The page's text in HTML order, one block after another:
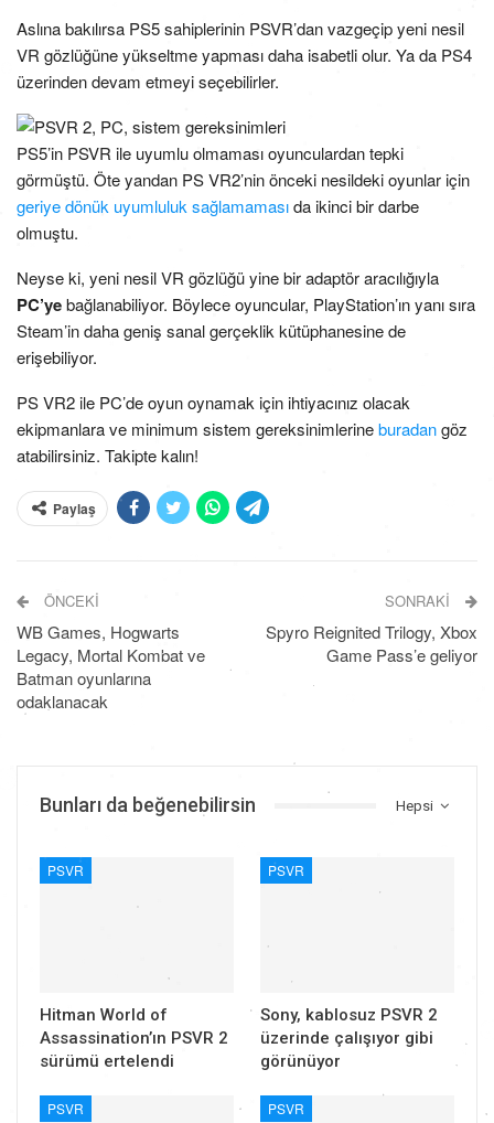
Aslına bakılırsa PS5 sahiplerinin PSVR’dan vazgeçip yeni nesil
VR gözlüğüne yükseltme yapması daha isabetli olur. Ya da PS4
üzerinden devam etmeyi seçebilirler.
PS5’in PSVR ile uyumlu olmaması oyunculardan tepki
görmüştü. Öte yandan PS VR2’nin önceki nesildeki oyunlar için
geriye dönük uyumluluk sağlamamasıda ikinci bir darbe
olmuştu.
Neyse ki, yeni nesil VR gözlüğü yine bir adaptör aracılığıyla
PC’yebağlanabiliyor. Böylece oyuncular, PlayStation’ın yanı sıra
Steam’in daha geniş sanal gerçeklik kütüphanesine de
erişebiliyor.
PS VR2 ile PC’de oyun oynamak için ihtiyacınız olacak
ekipmanlara ve minimum sistem gereksinimlerineburadangöz
atabilirsiniz. Takipte kalın!
Paylaş
ÖNCEKI
WB Games, Hogwarts
Legacy, Mortal Kombat ve
Batman oyunlarına
odaklanacak
SONRAKI
Spyro Reignited Trilogy, Xbox
Game Pass’e geliyor
Hepsi
Bunları da beğenebilirsin
PSVR
Hitman World of
Assassination’ın PSVR 2
sürümü ertelendi
PSVR
Sony, kablosuz PSVR 2
üzerinde çalışıyor gibi
görünüyor
PSVR PSVR